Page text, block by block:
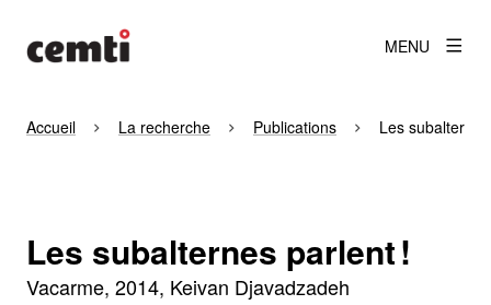
MENU
Accueil La recherche Publications Les
Les subalternes parlent !
Vacarme 2014 Keivan Djavadzadeh